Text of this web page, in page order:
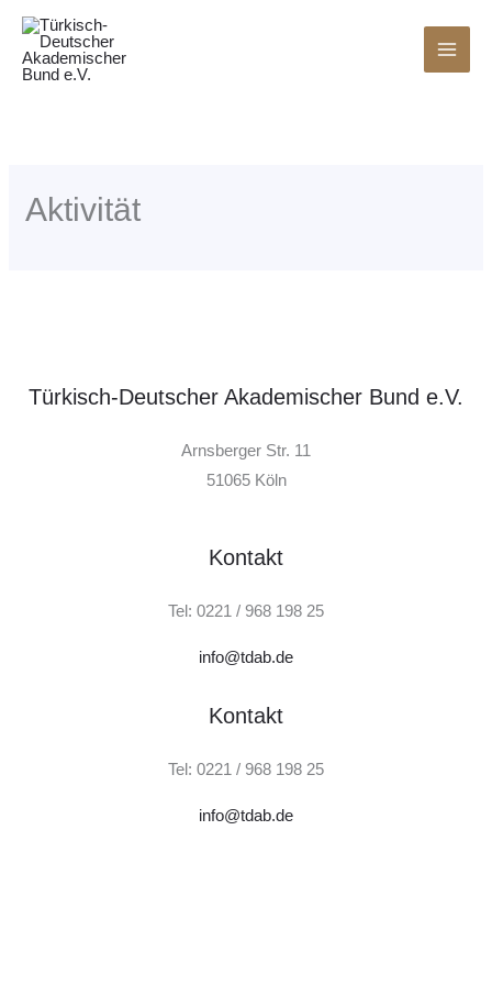
Zum
springen
Aktivität
Türkisch-Deutscher Akademischer Bund e.V.
Arnsberger Str. 11
51065 Köln
Kontakt
Tel: 0221 / 968 198 25
info@tdab.de
Kontakt
Tel: 0221 / 968 198 25
info@tdab.de